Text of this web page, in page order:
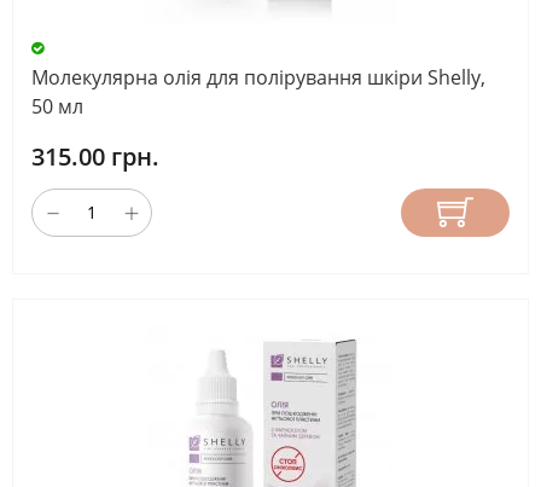
Молекулярна олія для полірування шкіри Shelly,
50 мл
315.00 грн.